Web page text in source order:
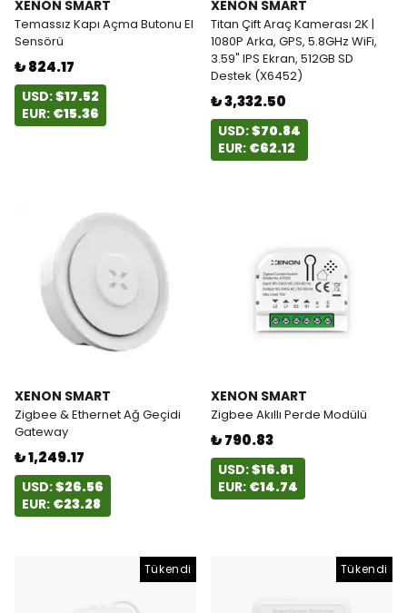
XENON SMART
Temassız Kapı Açma Butonu El
Sensörü
₺ 824.17
USD:$17.52
EUR: €15.36
XENON SMART
Titan Çift Araç Kamerası 2K |
1080P Arka, GPS, 5.8GHz WiFi,
3.59" IPS Ekran, 512GB SD
Destek (X6452)
₺ 3,332.50
USD:$70.84
EUR: €62.12
XENON SMART
Zigbee & Ethernet Ağ Geçidi
Gateway
₺ 1,249.17
USD:$26.56
EUR: €23.28
XENON SMART
Zigbee Akıllı Perde Modülü
₺ 790.83
USD:$16.81
EUR: €14.74
Tükendi Tükendi